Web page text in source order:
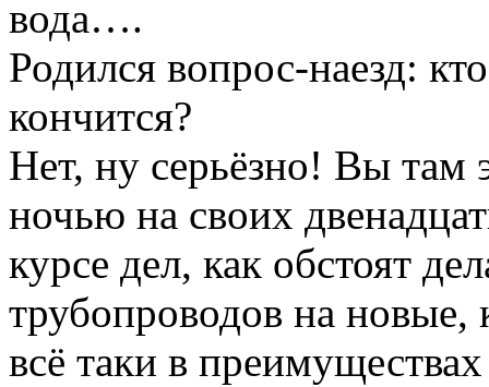
вода….
Родился вопрос-наезд:
кончится?
Нет, ну серьёзно! Вы там
ночью на своих
курсе дел, как обстоят
трубопроводов на новые,
всё таки в